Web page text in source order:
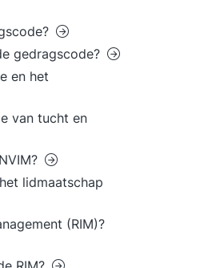
gedragscode?
en het
van tucht en
lidmaatschap
(RIM)?